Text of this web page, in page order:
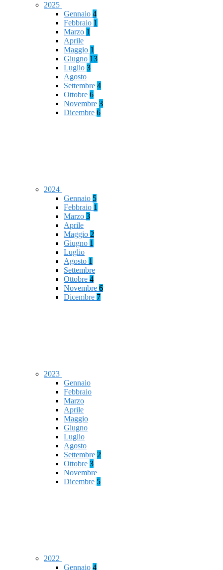
2025
Gennaio 4
Febbraio 1
Marzo 1
Aprile
Maggio 1
Giugno 13
Luglio 3
Agosto
Settembre 4
Ottobre 6
Novembre 3
Dicembre 6
2024
Gennaio 5
Febbraio 1
Marzo 3
Aprile
Maggio 2
Giugno 1
Luglio
Agosto 1
Settembre
Ottobre 4
Novembre 6
Dicembre 7
2023
Gennaio
Febbraio
Marzo
Aprile
Maggio
Giugno
Luglio
Agosto
Settembre 2
Ottobre 3
Novembre
Dicembre 5
2022
Gennaio 4